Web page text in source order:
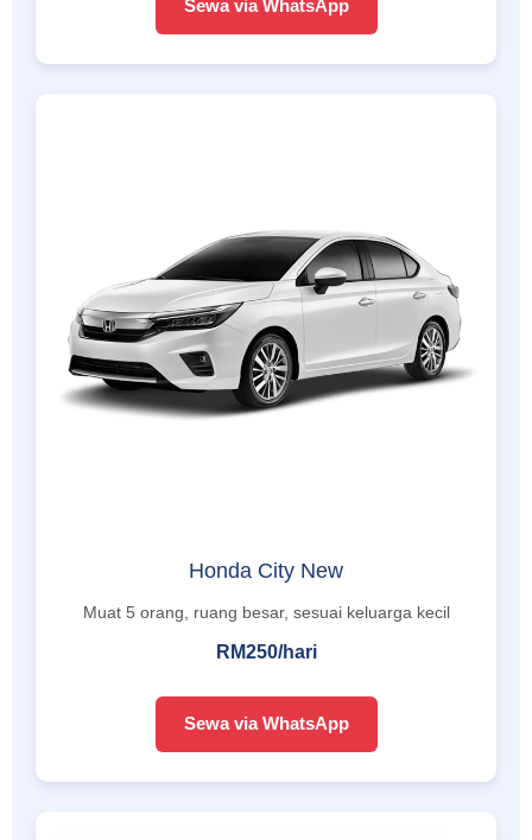
Sewa via WhatsApp
Honda City New
Muat 5 orang, ruang besar, sesuai keluarga kecil
RM250/hari
Sewa via WhatsApp